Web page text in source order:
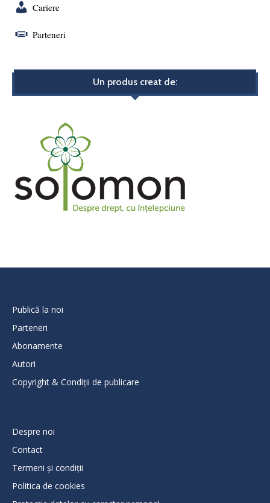
Cariere
Parteneri
Un produs creat de:
Publică la noi
Parteneri
Abonamente
Autori
Copyright & Condiții de publicare
Despre noi
Contact
Termeni și condiții
Politica de cookies